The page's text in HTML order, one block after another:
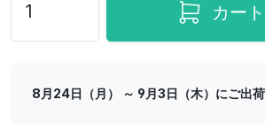
カー
8月24日（月） ～ 9月3日（木）にご出